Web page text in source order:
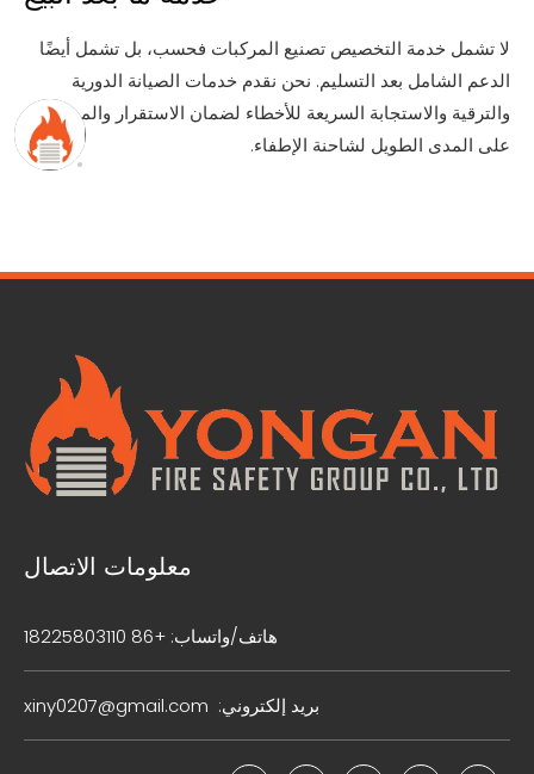
لا تشمل خدمة التخصيص تصنيع المركبات فحسب، بل تشمل أيضًا
الدعم الشامل بعد التسليم. نحن نقدم خدمات الصيانة الدورية
والترقية والاستجابة السريعة للأخطاء لضمان الاستقرار والموثوقية
على المدى الطويل لشاحنة الإطفاء.
معلومات الاتصال
هاتف/واتساب: +86 18225803110
بريد إلكتروني: xiny0207@gmail.com